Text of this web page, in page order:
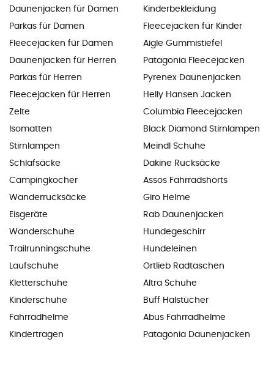
Daunenjacken für Damen
Parkas für Damen
Fleecejacken für Damen
Daunenjacken für Herren
Parkas für Herren
Fleecejacken für Herren
Zelte
Isomatten
Stirnlampen
Schlafsäcke
Campingkocher
Wanderrucksäcke
Eisgeräte
Wanderschuhe
Trailrunningschuhe
Laufschuhe
Kletterschuhe
Kinderschuhe
Fahrradhelme
Kindertragen
Kinderbekleidung
Fleecejacken für Kinder
Aigle Gummistiefel
Patagonia Fleecejacken
Pyrenex Daunenjacken
Helly Hansen Jacken
Columbia Fleecejacken
Black Diamond Stirnlampen
Meindl Schuhe
Dakine Rucksäcke
Assos Fahrradshorts
Giro Helme
Rab Daunenjacken
Hundegeschirr
Hundeleinen
Ortlieb Radtaschen
Altra Schuhe
Buff Halstücher
Abus Fahrradhelme
Patagonia Daunenjacken